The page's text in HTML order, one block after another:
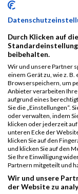
ALBUM B2RUN
Durch Klicken auf
beibehalten.
Wir und unsere Partner
einem Gerät zu, wie z.
Browserspeichern, um
Anbieter verarbeiten
aufgrund eines
Sie die „Einstellungen“.
oder verwalten, indem
klicken oder jederzeit
unteren Ecke der
klicken Sie auf den
und klicken Sie auf den
Sie Ihre Einwilligung
Partnern mitgeteilt und
Wir und unsere
der Website zu